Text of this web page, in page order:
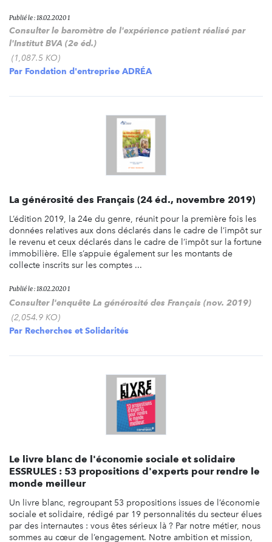
Publié le : 18.02.2020 1
Consulter le baromètre de l'expérience patient réalisé par
l'Institut BVA (2e éd.)
(1,087.5 KO)
Par Fondation d'entreprise ADRÉA
La générosité des Français (24 éd., novembre 2019)
L’édition 2019, la 24e du genre, réunit pour la première fois les
données relatives aux dons déclarés dans le cadre de l’impôt sur
le revenu et ceux déclarés dans le cadre de l’impôt sur la fortune
immobilière. Elle s’appuie également sur les montants de
collecte inscrits sur les comptes ...
Publié le : 18.02.2020 1
Consulter l'enquête La générosité des Français (nov. 2019)
(2,054.9 KO)
Par Recherches et Solidarités
Le livre blanc de l'économie sociale et solidaire
ESSRULES : 53 propositions d'experts pour rendre le
monde meilleur
Un livre blanc, regroupant 53 propositions issues de l’économie
sociale et solidaire, rédigé par 19 personnalités du secteur élues
par des internautes : vous êtes sérieux là ? Par notre métier, nous
sommes au cœur de l’engagement. Notre ambition et mission,